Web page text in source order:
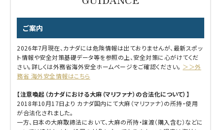
ご案内
2026年7月現在、カナダには危険情報は出ておりませんが、最新スポッ
ト情報や安全対策基礎データ等を参照の上、安全対策に心がけてくだ
さい。詳しくは外務省海外安全ホームページをご確認ください。 ＞＞外
務省 海外安全情報はこちら
【注意喚起（カナダにおける大麻（マリファナ）の合法化について）】
2018年10月17日より カナダ国内にて大麻（マリファナ）の所持・使用
が合法化されました。
一方、日本の大麻取締法において、大麻の所持・譲渡（購入含む）などに